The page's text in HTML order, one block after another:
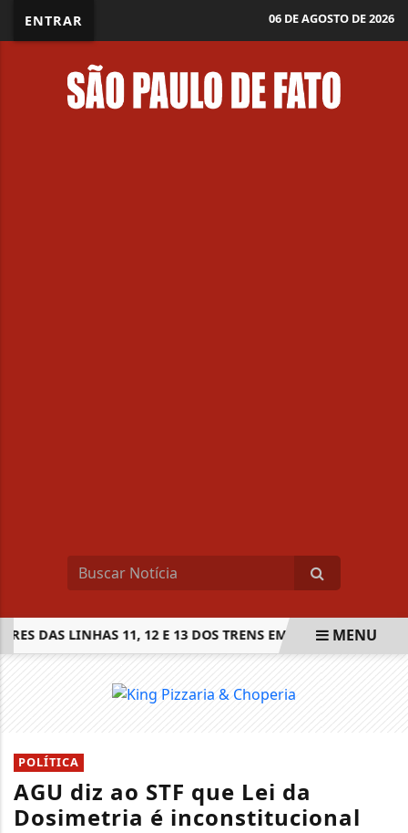
ENTRAR 06 DE AGOSTO DE 2026
DAS LINHAS 11, 12 E 13 DOS TRENS EM SÃO PAULO
MENU
POLÍTICA
AGU diz ao STF que Lei da
Dosimetria é inconstitucional